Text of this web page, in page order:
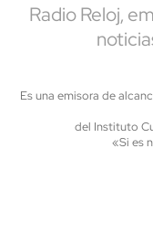
Radio Reloj,
Es una emisora de
del Instituto
«Si es